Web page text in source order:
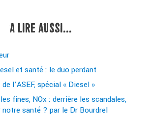
A LIRE AUSSI...
et santé : le duo perdant
l’ASEF, spécial « Diesel »
fines, NOx : derrière les scandales,
santé ? par le Dr Bourdrel